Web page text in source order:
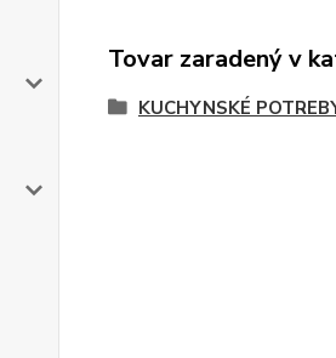
Tovar zaradený v
KUCHYNSKÉ